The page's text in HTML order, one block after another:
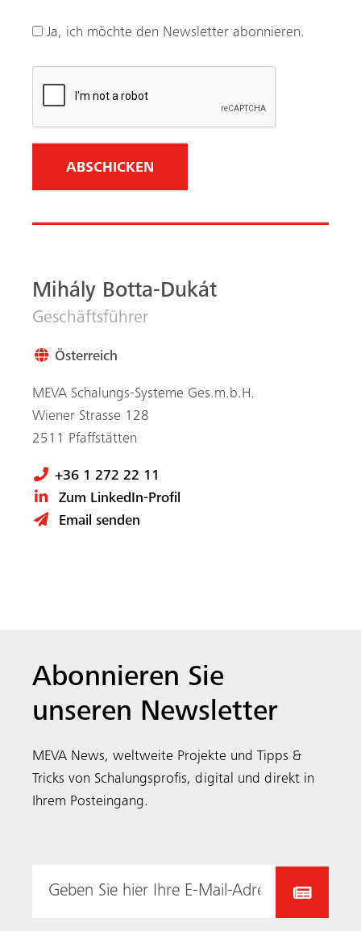
u
r
e
Ja, ich möchte den Newsletter abonnieren.
Mihály Botta-Dukát
Geschäftsführer
Österreich
MEVA Schalungs-Systeme Ges.m.b.H.
Wiener Strasse 128
2511 Pfaffstätten
+36 1 272 22 11
Zum LinkedIn-Profil
Email senden
Abonnieren Sie
unseren Newsletter
MEVA News, weltweite Projekte und Tipps &
Tricks von Schalungsprofis, digital und direkt in
Ihrem Posteingang.